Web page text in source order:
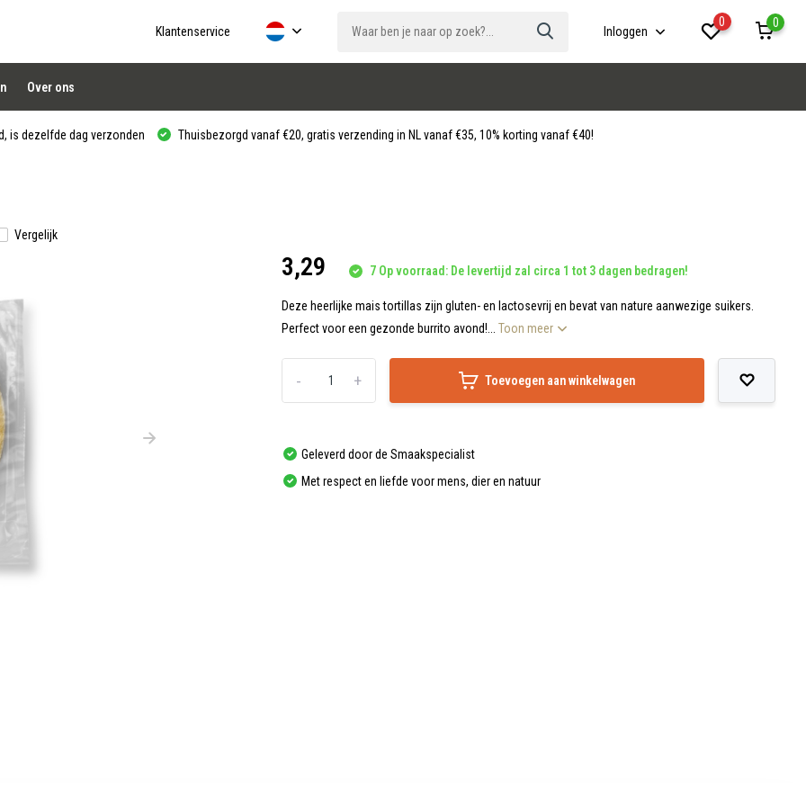
Klantenservice Inloggen
0
0
Over ons
is dezelfde dag verzonden Thuisbezorgd vanaf €20, gratis verzending in NL vanaf €35, 10% korting vanaf €40!
Vergelijk
3,29 7 Op voorraad: De levertijd zal circa 1 tot 3 dagen bedragen!
Deze heerlijke mais tortillas zijn gluten- en lactosevrij en bevat van nature aanwezige suikers.
Perfect voor een gezonde burrito avond!...Toon meer
+
- Toevoegen aan winkelwagen
Geleverd door de Smaakspecialist
Met respect en liefde voor mens, dier en natuur